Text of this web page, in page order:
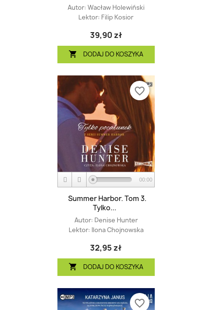
Autor: Wacław Holewiński
Lektor: Filip Kosior
39,90 zł
 DODAJ DO KOSZYKA
00:00
Summer Harbor. Tom 3.
Tylko...
Autor: Denise Hunter
Lektor: Ilona Chojnowska
32,95 zł
 DODAJ DO KOSZYKA
favorite_border
favorite_border